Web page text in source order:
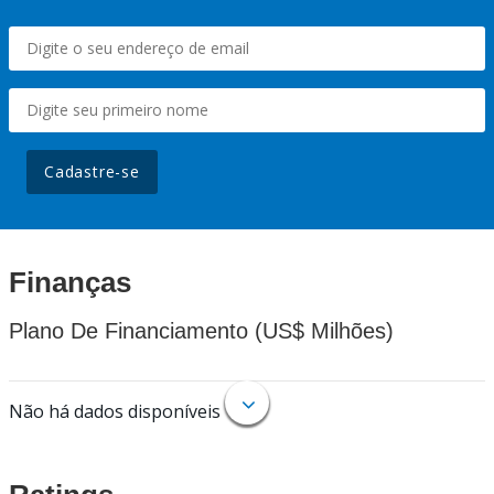
Cadastre-se
Finanças
Plano De Financiamento (US$ Milhões)
Não há dados disponíveis